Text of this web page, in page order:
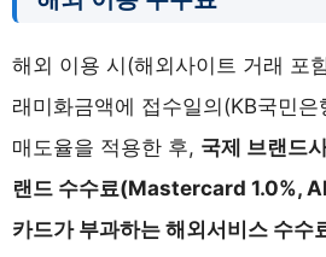
해외 이용 시(해외사이트 거래 포
래미화금액에 접수일의(KB국민
매도율을 적용한 후, 국제 브랜드
랜드 수수료(Mastercard 1.0%,
카드가 부과하는 해외서비스 수